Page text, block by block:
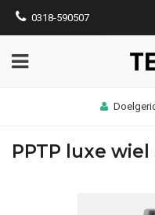
0318-590507
PPTP luxe